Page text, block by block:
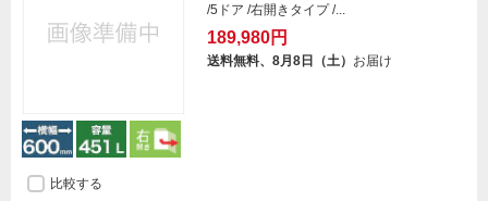
/5ドア /右開きタイプ /...
189,980円
送料無料、8月8日（土） お届け
比較する